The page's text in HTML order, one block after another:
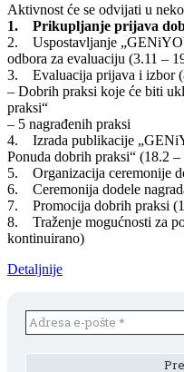
Aktivnost će se odvijati u
1. Prikupljanje prijava
2. Uspostavljanje
odbora za evaluaciju (3.11 –
3. Evaluacija prijava i izbor
– Dobrih praksi koje će biti
praksi“
– 5 nagrađenih praksi
4. Izrada publikacije
Ponuda dobrih praksi“ (18.2
5. Organizacija ceremonije
6. Ceremonija dodele
7. Promocija dobrih praksi
8. Traženje mogućnosti za
kontinuirano)
Detaljnije